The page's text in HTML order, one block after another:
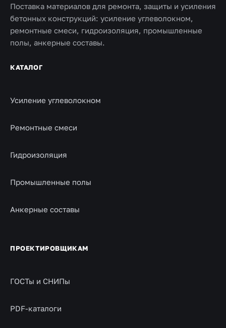
Поставка материалов для ремонта, защиты и усиления
бетонных конструкций: усиление углеволокном,
ремонтные смеси, гидроизоляция, промышленные
полы, анкерные составы.
КАТАЛОГ
Усиление углеволокном
Ремонтные смеси
Гидроизоляция
Промышленные полы
Анкерные составы
ПРОЕКТИРОВЩИКАМ
ГОСТы и СНИПы
PDF-каталоги